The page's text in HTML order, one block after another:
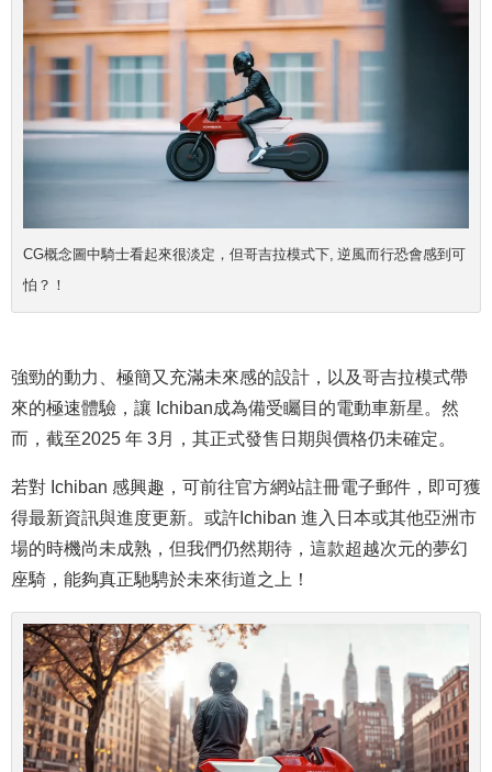
CG概念圖中騎士看起來很淡定，但哥吉拉模式下, 逆風而行恐會感到可
怕？！
強勁的動力、極簡又充滿未來感的設計，以及哥吉拉模式帶
來的極速體驗，讓 Ichiban成為備受矚目的電動車新星。然
而，截至2025 年 3月，其正式發售日期與價格仍未確定。
若對 Ichiban 感興趣，可前往官方網站註冊電子郵件，即可獲
得最新資訊與進度更新。或許Ichiban 進入日本或其他亞洲市
場的時機尚未成熟，但我們仍然期待，這款超越次元的夢幻
座騎，能夠真正馳騁於未來街道之上！